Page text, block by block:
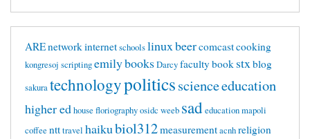
AREnetworkinternetschoolslinuxbeercomcastcooking
kongresoj scriptingemilybooksDarcyfaculty book stxblog
sakuratechnologypoliticsscienceeducation
higher edhouse floriographyosidc weeb sadeducation mapoli
coffee ntttravel haikubiol312measurementacnhreligion